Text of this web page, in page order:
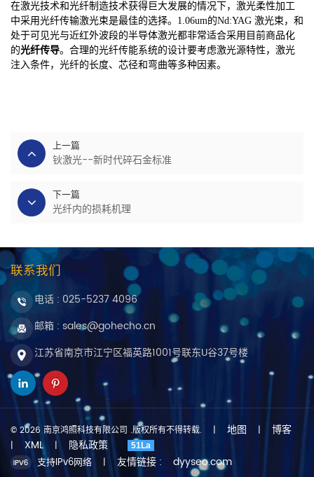
在激光技术和光纤制造技术获得巨大发展的情况下，激光柔性加工
中采用光纤传输激光束是最佳的选择。1.06um的Nd:YAG 激光束，和
处于可见光与近红外波段的半导体激光都非常适合采用目前商品化
的光纤传导。合理的光纤传能系统的设计要考虑激光源特性，激光
注入条件，光纤的长度、芯径和弯曲等多种因素。
上一篇
钬激光--新时代碎石金标准
下一篇
光纤内的损耗机理
联系我们
电话 : 025-5237 4096
邮箱 : sales@gohecho.cn
江苏省南京市江宁区福英路1001号联东U谷37号楼
© 2026 南京鸿照科技有限公司 .版权所有不得转载. | 地图 | 博客
| XML | 隐私政策 51La
支持IPv6网络 | 友情链接 : dyyseo.com